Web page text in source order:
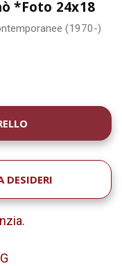
*Foto 24x18
(1970-)
DESIDERI
.